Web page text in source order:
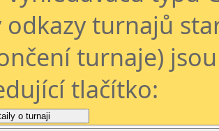
odkazy turnajů
turnaje)
tlačítko: